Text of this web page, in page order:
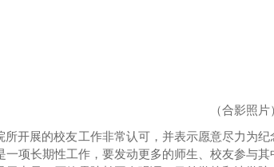
（合影照片
所开展的校友工作非常认可，并表示愿意尽力为
一项长期性工作，要发动更多的师生、校友参与